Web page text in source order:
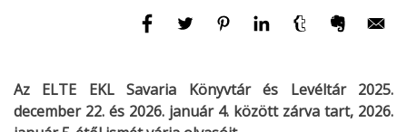
Az ELTE EKL Savaria Könyvtár és Levéltár 2025.
december 22. és 2026. január 4. között zárva tart, 2026.